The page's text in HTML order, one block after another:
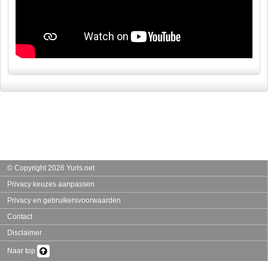
© Copyright 2026 Yurls.net
Privacy keuzes aanpassen
Privacy en gebruikersvoorwaarden
Contact
Disclaimer
Naar top